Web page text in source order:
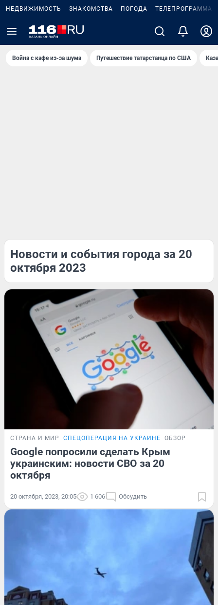
НЕДВИЖИМОСТЬ ЗНАКОМСТВА ПОГОДА ТЕЛЕПРОГРАММА
Война с кафе из-за шума Путешествие татарстанца по США
Новости и события города за 20
октября 2023
СТРАНА И МИР СПЕЦОПЕРАЦИЯ НА УКРАИНЕ ОБЗОР
Google попросили сделать Крым
украинским: новости СВО за 20
октября
20 октября, 2023, 20:05 1 606 Обсудить